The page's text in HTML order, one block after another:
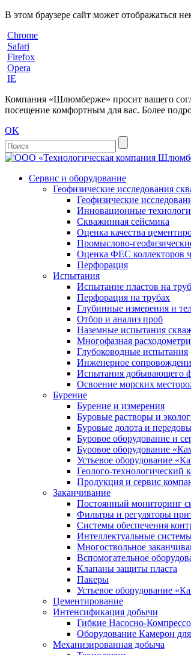
В этом браузере сайт может отображаться
Chrome
Safari
Firefox
Opera
IE
Компания «Шлюмберже» просит вашего
посещение комфортным для вас. Более
OK
Сервис и оборудование
Геофизические исследования
Геофизические
Инновационные
Скважинная сейсмика
Оценка качества
Промыслово-
Оценка ФЕС коллекторов
Перфорация
Испытания
Испытание пластов на
Перфорация на трубах
Глубинные измерения и
Отбор и анализ проб
Наземные испытания
Многофазная
Глубоководные испытания
Инженерное
Испытания добывающего
Освоение морских
Бурение
Бурение и измерения
Буровые растворы и
Буровые долота и
Буровое оборудование и
Буровое оборудование
Устьевое оборудование
Геолого-технологический
Продукция и сервис
Заканчивание
Постоянный мониторинг
Фильтры и регуляторы
Cистемы обеспечения
Интеллектуальные
Многоствольное
Вспомогательное
Клапаны защиты пласта
Пакеры
Устьевое оборудование
Цементирование
Интенсификация добычи
Гибкие Насосно-
Оборудование Камерон
Механизированная добыча